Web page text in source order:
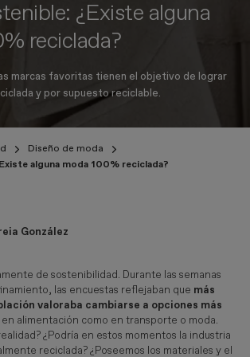
¿Existe alguna
reciclada?
marcas favoritas tienen el objetivo de lograr
y por supuesto reciclable.
Diseño de moda
alguna moda 100% reciclada?
González
de sostenibilidad. Durante las semanas
las encuestas reflejaban que más
valoraba cambiarse a opciones más
alimentación como en transporte o moda.
¿Podría en estos momentos la industria
reciclada? ¿Poseemos los materiales y el